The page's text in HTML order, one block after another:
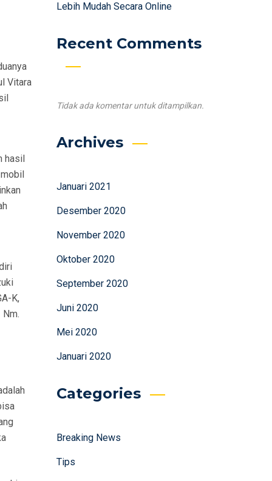
Vitara
hasil
K,
Lebih Mudah Secara Online
Recent Comments
Tidak ada komentar untuk ditampilkan.
Archives
Januari 2021
Desember 2020
November 2020
Oktober 2020
September 2020
Juni 2020
Mei 2020
Januari 2020
Categories
Breaking News
Tips